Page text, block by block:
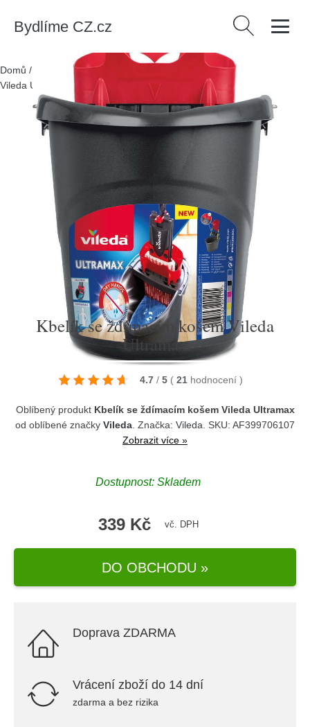
Bydlíme CZ.cz Vyhledávání
Domů / /Bytové doplňky
Kbelík se ždímacím košem
Vileda Ultramax
Kbelík se ždímacím košem Vileda
Ultramax
4.7 / 5 ( 21 hodnocení )
Oblíbený produkt Kbelík se ždímacím košem Vileda Ultramax
od oblíbené značky Vileda . Značka: Vileda . SKU: AF399706107
Zobrazit více »
Dostupnost: Skladem
339 Kč vč. DPH
DO OBCHODU »
Doprava ZDARMA
Vrácení zboží do 14 dní
zdarma a bez rizika